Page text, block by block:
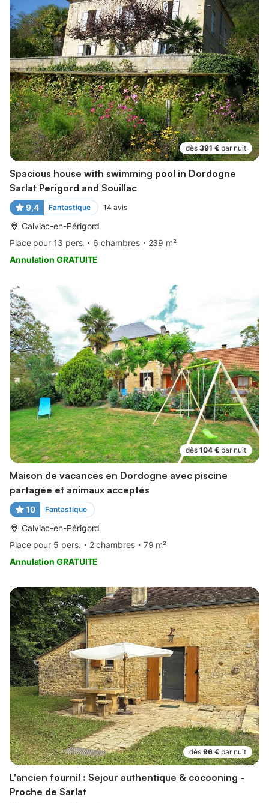
dès 391 € par nuit
Spacious house with swimming pool in Dordogne
Sarlat Perigord and Souillac
9,4 Fantastique 14 avis
Calviac-en-Périgord
Place pour 13 pers.
6 chambres
239 m²
Annulation GRATUITE
dès 104 € par nuit
Maison de vacances en Dordogne avec piscine
partagée et animaux acceptés
10 Fantastique
Calviac-en-Périgord
Place pour 5 pers.
2 chambres
79 m²
Annulation GRATUITE
dès 96 € par nuit
L'ancien fournil : Sejour authentique & cocooning -
Proche de Sarlat